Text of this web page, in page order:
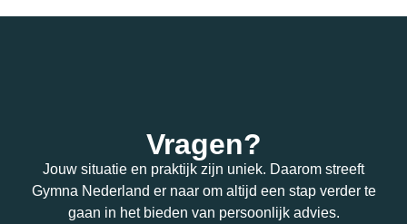
Vragen?
Jouw situatie en praktijk zijn uniek. Daarom streeft
Gymna Nederland er naar om altijd een stap verder te
gaan in het bieden van persoonlijk advies.